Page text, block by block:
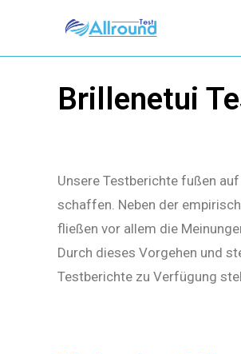
Brillenetui
Unsere Testberichte fußen
schaffen. Neben der
fließen vor allem die
Durch dieses Vorgehen und
Testberichte zu Verfügung